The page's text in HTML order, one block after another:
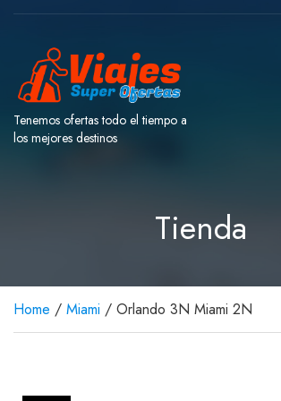
Tenemos ofertas todo el tiempo a
los mejores destinos
Tienda
Home / Miami / Orlando 3N Miami 2N